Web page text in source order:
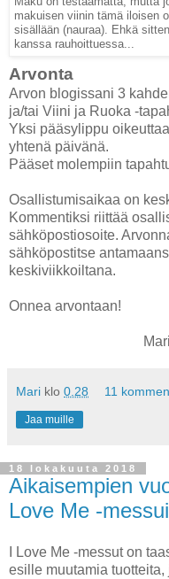
makuisen viinin tämä iloisen
sisällään (nauraa). Ehkä
kanssa rauhoittuessa...
Arvonta
Arvon blogissani 3
ja/tai Viini ja Ruoka -
Yksi pääsylippu
yhtenä päivänä.
Pääset molempiin
Osallistumisaikaa on
Kommentiksi riittää
sähköpostiosoite.
sähköpostitse
keskiviikkoiltana.
Onnea arvontaan!
Mari
Mari klo 0.28 11
Jaa muille
18 lokakuuta 2018
Aikaisempien
Love Me -
I Love Me -messut on
esille muutamia